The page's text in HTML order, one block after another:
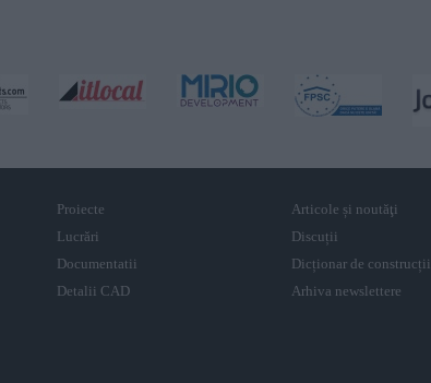
Proiecte
Lucrări
Documentatii
Detalii CAD
Articole și noutăţi
Discuții
Dicționar de construcții
Arhiva newslettere